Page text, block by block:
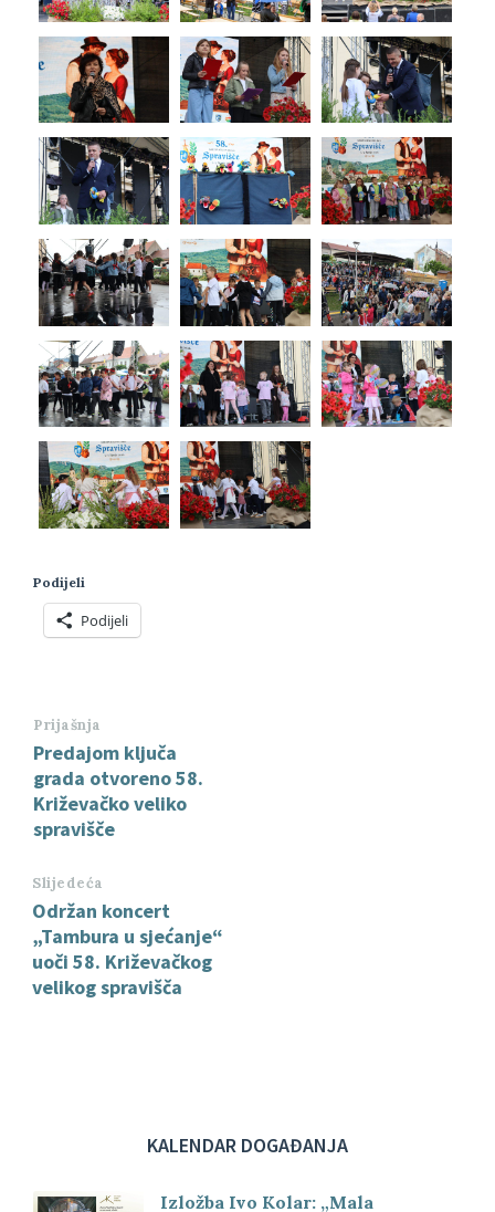
Podijeli
Podijeli
Prijašnja
Predajom ključa
grada otvoreno 58.
Križevačko veliko
spravišče
Slijedeća
Održan koncert
„Tambura u sjećanje“
uoči 58. Križevačkog
velikog spravišča
KALENDAR DOGAĐANJA
Izložba Ivo Kolar: „Mala